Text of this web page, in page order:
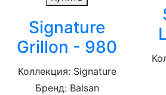
Signature
Grillon - 980
Коллекция: Signature
Бренд: Balsan